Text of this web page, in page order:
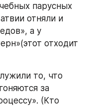
парусных
отняли и
а у
отходит
то, что
за
(Кто